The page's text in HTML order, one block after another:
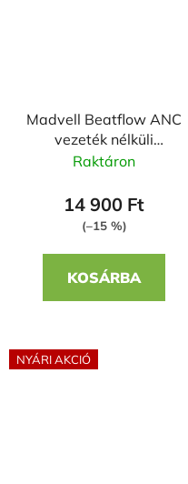
Madvell Beatflow ANC
vezeték nélküli
fejhallgató - bézs
Raktáron
14 900 Ft
(–15 %)
KOSÁRBA
NYÁRI AKCIÓ